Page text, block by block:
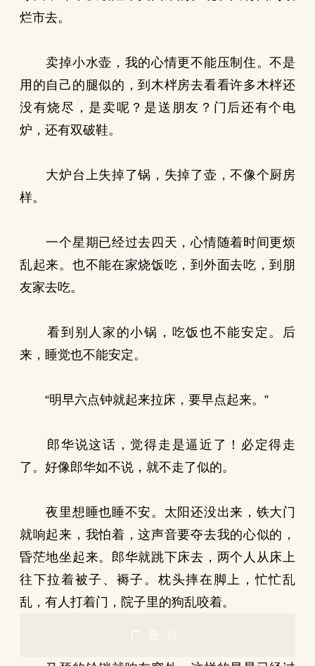
烂市去。
卖掉小水壶，我的心情更不能压制住。不是
用的自己的腿似的，到木柈房去看看许多木柈还
没有烧尽，是卖呢？是送朋友？门后还有个电
炉，还有双破鞋。
大炉台上失掉了锅，失掉了壶，不像个厨房
样。
一个星期已经过去四天，心情随着时间更烦
乱起来。也不能在家烧饭吃，到外面去吃，到朋
友家去吃。
看到别人家的小锅，吃饭也不能安定。后
来，睡觉也不能安定。
“明早六点钟就起来拉床，要早点起来。”
郎华说这话，觉得走是逼近了！必定得走
了。好像郎华如不说，就不走了似的。
夜里想睡也睡不安。太阳还没出来，铁大门
就响起来，我怕着，这声音要夺去我的心似的，
昏茫地坐起来。郎华就跳下床去，两个人从床上
往下拉着被子、褥子。枕头摔在脚上，忙忙乱
乱，有人打着门，院子里的狗乱咬着。
广告位